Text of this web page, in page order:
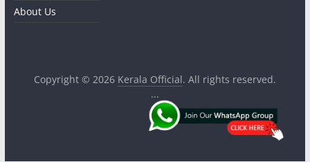
About Us
Copyright © 2026 Kerala Official. All rights reserved.
...
.